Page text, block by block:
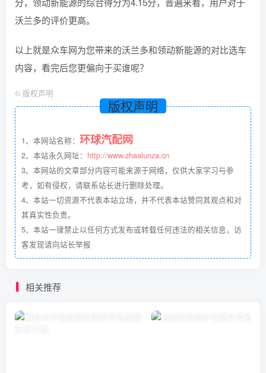
沃兰多的评价更高。
以上就是众车网为您带来的沃兰多和领动新能源的对比选车
内容，看完后您更偏向于买谁呢？
© 版权声明
版权声明
1、本网站名称： 环球汽配网
2、本站永久网址： http://www.zhaalunza.cn
3、本网站的文章部分内容可能来源于网络，仅供大家学习与参
考，如有侵权，请联系站长进行删除处理。
4、本站一切资源不代表本站立场，并不代表本站赞同其观点和对
其真实性负责。
5、本站一律禁止以任何方式发布或转载任何违法的相关信息，访
客发现请向站长举报
相关推荐